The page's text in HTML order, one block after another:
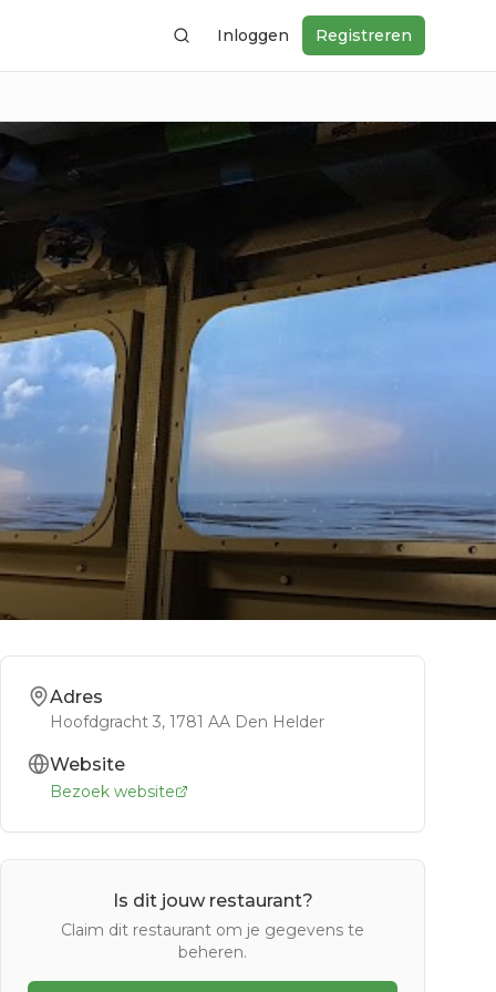
ZoekenInloggen Registreren
Adres
Hoofdgracht 3, 1781 AA Den Helder
Website
Bezoek website
Is dit jouw restaurant?
Claim dit restaurant om je gegevens te
beheren.